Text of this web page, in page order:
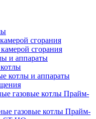
сгорания
сгорания
и аппараты
котлы и аппараты
газовые котлы Прайм-
газовые котлы Прайм-